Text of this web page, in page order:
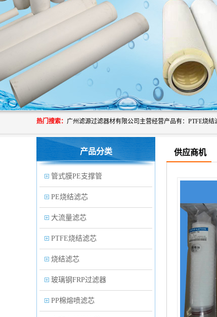
热门搜索：
产品分类
管式膜PE支撑管
PE烧结滤芯
大流量滤芯
PTFE烧结滤芯
烧结滤芯
玻璃钢FRP过滤器
PP棉熔喷滤芯
供应商机